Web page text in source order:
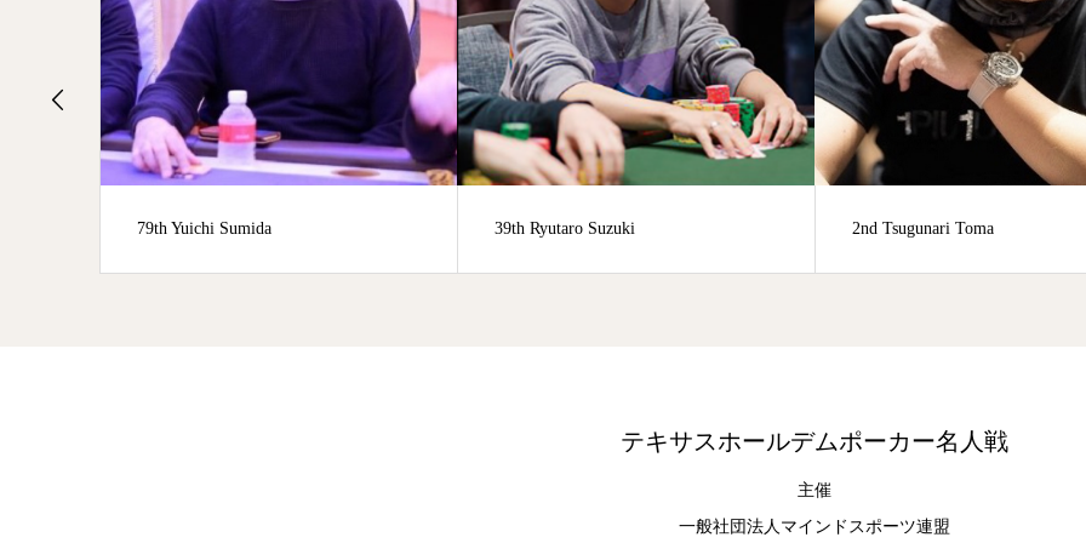
39th Ryutaro Suzuki 2nd Tsugunari Toma 89th Masato Shimizu
テキサスホールデムポーカー名人戦
主催
一般社団法人マインドスポーツ連盟